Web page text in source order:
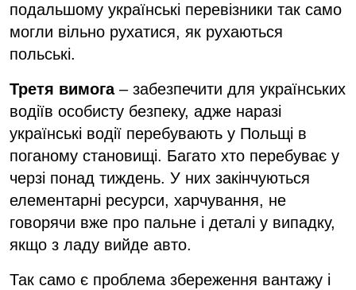
подальшому українські перевізники так само
могли вільно рухатися, як рухаються
польські.
Третя вимога– забезпечити для українських
водіїв особисту безпеку, адже наразі
українські водії перебувають у Польщі в
поганому становищі. Багато хто перебуває у
черзі понад тиждень. У них закінчуються
елементарні ресурси, харчування, не
говорячи вже про пальне і деталі у випадку,
якщо з ладу вийде авто.
Так само є проблема збереження вантажу і